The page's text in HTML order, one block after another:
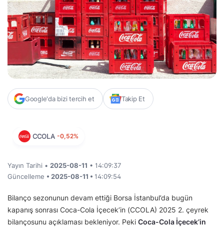
Google'da bizi tercih et Takip Et
CCOLA -0,52%
Yayın Tarihi • 2025-08-11 • 14:09:37
Güncelleme • 2025-08-11 • 14:09:54
Bilanço sezonunun devam ettiği Borsa İstanbul’da bugün
kapanış sonrası Coca-Cola İçecek’in (CCOLA) 2025 2. çeyrek
bilançosunu açıklaması bekleniyor. Peki Coca-Cola İçecek’in